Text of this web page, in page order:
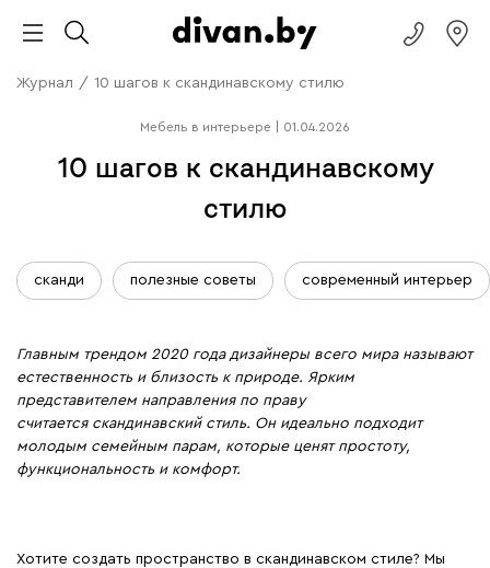
Журнал / 10 шагов к скандинавскому стилю
Мебель в интерьере 01.04.2026
10 шагов к скандинавскому
стилю
сканди полезные советы современный интерьер
Главным трендом 2020 года дизайнеры всего мира называют
естественность и близость к природе. Ярким
представителем направления по праву
считается скандинавский стиль. Он идеально подходит
молодым семейным парам, которые ценят простоту,
функциональность и комфорт.
Хотите создать пространство в скандинавском стиле? Мы